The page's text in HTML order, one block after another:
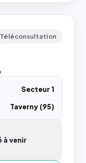
Téléconsultation
Secteur 1
Taverny (95)
à venir